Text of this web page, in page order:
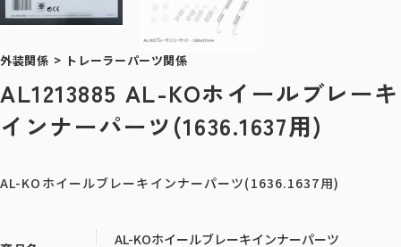
外装関係 > トレーラーパーツ関係
AL1213885 AL-KOホイールブレーキ
インナーパーツ(1636.1637用)
AL-KOホイールブレーキインナーパーツ(1636.1637用)
AL-KOホイールブレーキインナーパーツ